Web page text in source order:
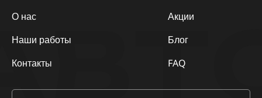
О нас
Наши работы
Контакты
Акции
Блог
FAQ